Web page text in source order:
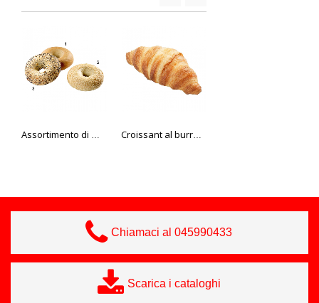
Assortimento di mini bagel Croissant al burro Bake Up, 60 g
Chiamaci al 045990433
Scarica i cataloghi